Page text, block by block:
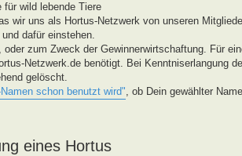
wild lebende Tiere
wir uns als Hortus-Netzwerk von unseren
dafür einstehen.
zum Zweck der Gewinnerwirtschaftung. Für
Netzwerk.de benötigt. Bei Kenntniserlangung
gelöscht.
schon benutzt wird", ob Dein gewählter
eines Hortus